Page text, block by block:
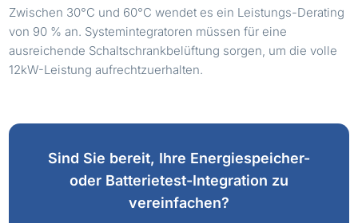
Zwischen 30°C und 60°C wendet es ein Leistungs-Derating
von 90 % an. Systemintegratoren müssen für eine
ausreichende Schaltschrankbelüftung sorgen, um die volle
12kW-Leistung aufrechtzuerhalten.
Sind Sie bereit, Ihre Energiespeicher-
oder Batterietest-Integration zu
vereinfachen?